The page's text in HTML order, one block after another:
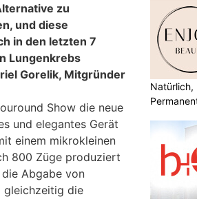
zu
und diese
in den letzten 7
Lungenkrebs
Gorelik, Mitgründer
Show die neue
und elegantes Gerät
einem mikrokleinen
800 Züge produziert
Abgabe von
gleichzeitig die
Natürlich,